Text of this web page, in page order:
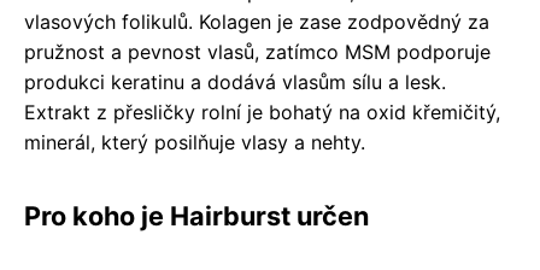
vlasových folikulů. Kolagen je zase zodpovědný za
pružnost a pevnost vlasů, zatímco MSM podporuje
produkci keratinu a dodává vlasům sílu a lesk.
Extrakt z přesličky rolní je bohatý na oxid křemičitý,
minerál, který posilňuje vlasy a nehty.
Pro koho je Hairburst určen